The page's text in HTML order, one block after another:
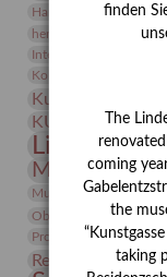
Hanns-Conon von der
herman de vries
Integriertes
Kolosseum
Kunstmuseum
KUNSTWAND
Lindenau-
Museumspädagogik
Objekt im Fokus
Paul
Provenienz
Restaurierung
finden
The
coming
the
taking